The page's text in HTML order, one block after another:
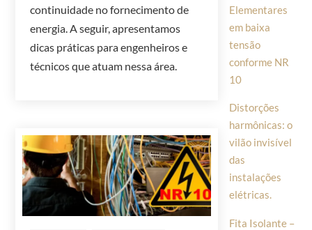
continuidade no fornecimento de
energia. A seguir, apresentamos
dicas práticas para engenheiros e
técnicos que atuam nessa área.
Elementares
em baixa
tensão
conforme NR
10
Distorções
harmônicas: o
vilão invisível
das
instalações
elétricas.
Fita Isolante –